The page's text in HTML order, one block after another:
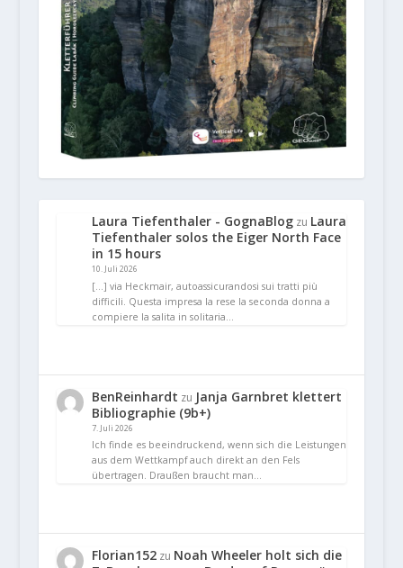
Laura Tiefenthaler - GognaBlogzu Laura
Tiefenthaler solos the Eiger North Face
in 15 hours
10. Juli 2026
[…] via Heckmair, autoassicurandosi sui tratti più
difficili. Questa impresa la rese la seconda donna a
compiere la salita in solitaria…
BenReinhardt zu Janja Garnbret klettert
Bibliographie (9b+)
7. Juli 2026
Ich finde es beeindruckend, wenn sich die Leistungen
aus dem Wettkampf auch direkt an den Fels
übertragen. Draußen braucht man…
Florian152zu Noah Wheeler holt sich die